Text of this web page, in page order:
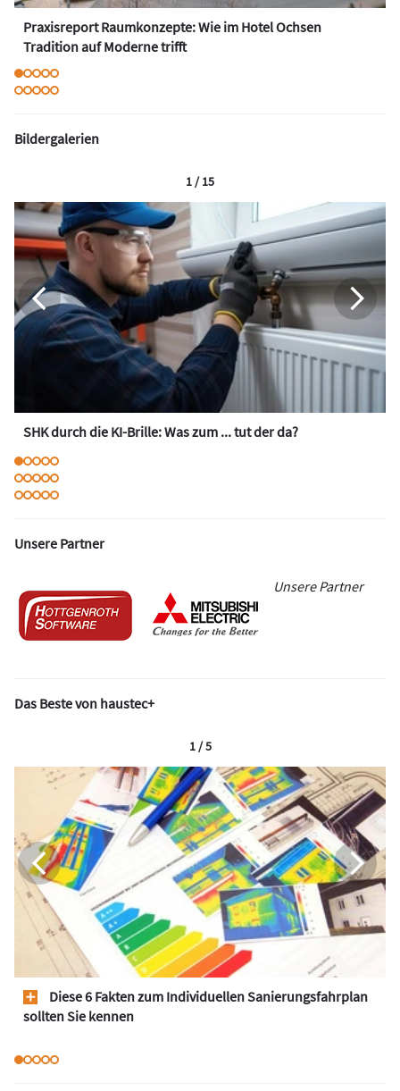
Praxisreport Raumkonzepte: Wie im Hotel Ochsen
Tradition auf Moderne trifft
Bildergalerien
SHK durch die KI-Brille: Was zum ... tut der da?
1 / 15
Unsere Partner
Unsere Partner
Das Beste von haustec+
Diese 6 Fakten zum Individuellen Sanierungsfahrplan
sollten Sie kennen
1 / 5